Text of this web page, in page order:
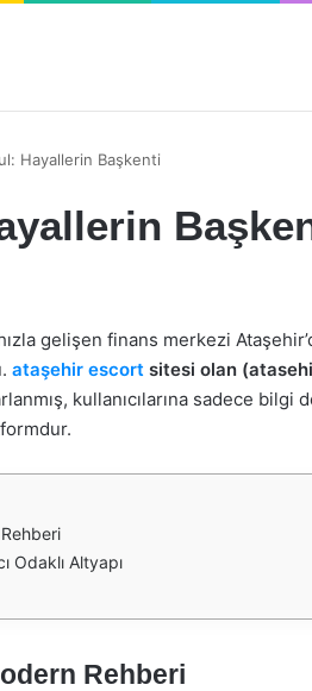
Hayallerin Başkenti
gelişen finans merkezi
ataşehir escort sitesi olan
kullanıcılarına sadece bilgi
Odaklı Altyapı
Rehberi